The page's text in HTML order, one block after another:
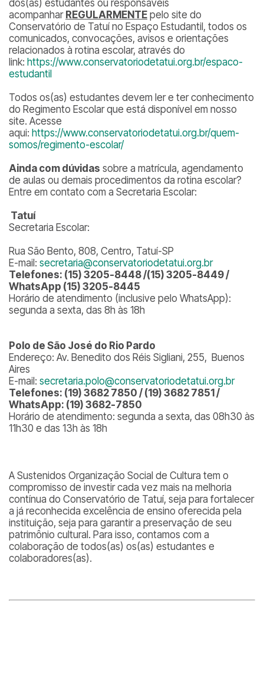
dos(as) estudantes ou responsáveis
acompanhar REGULARMENTE pelo site do
Conservatório de Tatuí no Espaço Estudantil, todos os
comunicados, convocações, avisos e orientações
relacionados à rotina escolar, através do
link: https://www.conservatoriodetatui.org.br/espaco-
estudantil
Todos os(as) estudantes devem ler e ter conhecimento
do Regimento Escolar que está disponível em nosso
site. Acesse
aqui: https://www.conservatoriodetatui.org.br/quem-
somos/regimento-escolar/
Ainda com dúvidas sobre a matrícula, agendamento
de aulas ou demais procedimentos da rotina escolar?
Entre em contato com a Secretaria Escolar:
Tatuí
Secretaria Escolar:
Rua São Bento, 808, Centro, Tatuí-SP
E-mail: secretaria@conservatoriodetatui.org.br
Telefones: (15) 3205-8448 /(15) 3205-8449 /
WhatsApp (15) 3205-8445
Horário de atendimento (inclusive pelo WhatsApp):
segunda a sexta, das 8h às 18h
Polo de São José do Rio Pardo
Endereço: Av. Benedito dos Réis Sigliani, 255, Buenos
Aires
E-mail: secretaria.polo@conservatoriodetatui.org.br
Telefones: (19) 3682 7850 / (19) 3682 7851 /
WhatsApp: (19) 3682-7850
Horário de atendimento: segunda a sexta, das 08h30 às
11h30 e das 13h às 18h
A Sustenidos Organização Social de Cultura tem o
compromisso de investir cada vez mais na melhoria
contínua do Conservatório de Tatuí, seja para fortalecer
a já reconhecida excelência de ensino oferecida pela
instituição, seja para garantir a preservação de seu
patrimônio cultural. Para isso, contamos com a
colaboração de todos(as) os(as) estudantes e
colaboradores(as).